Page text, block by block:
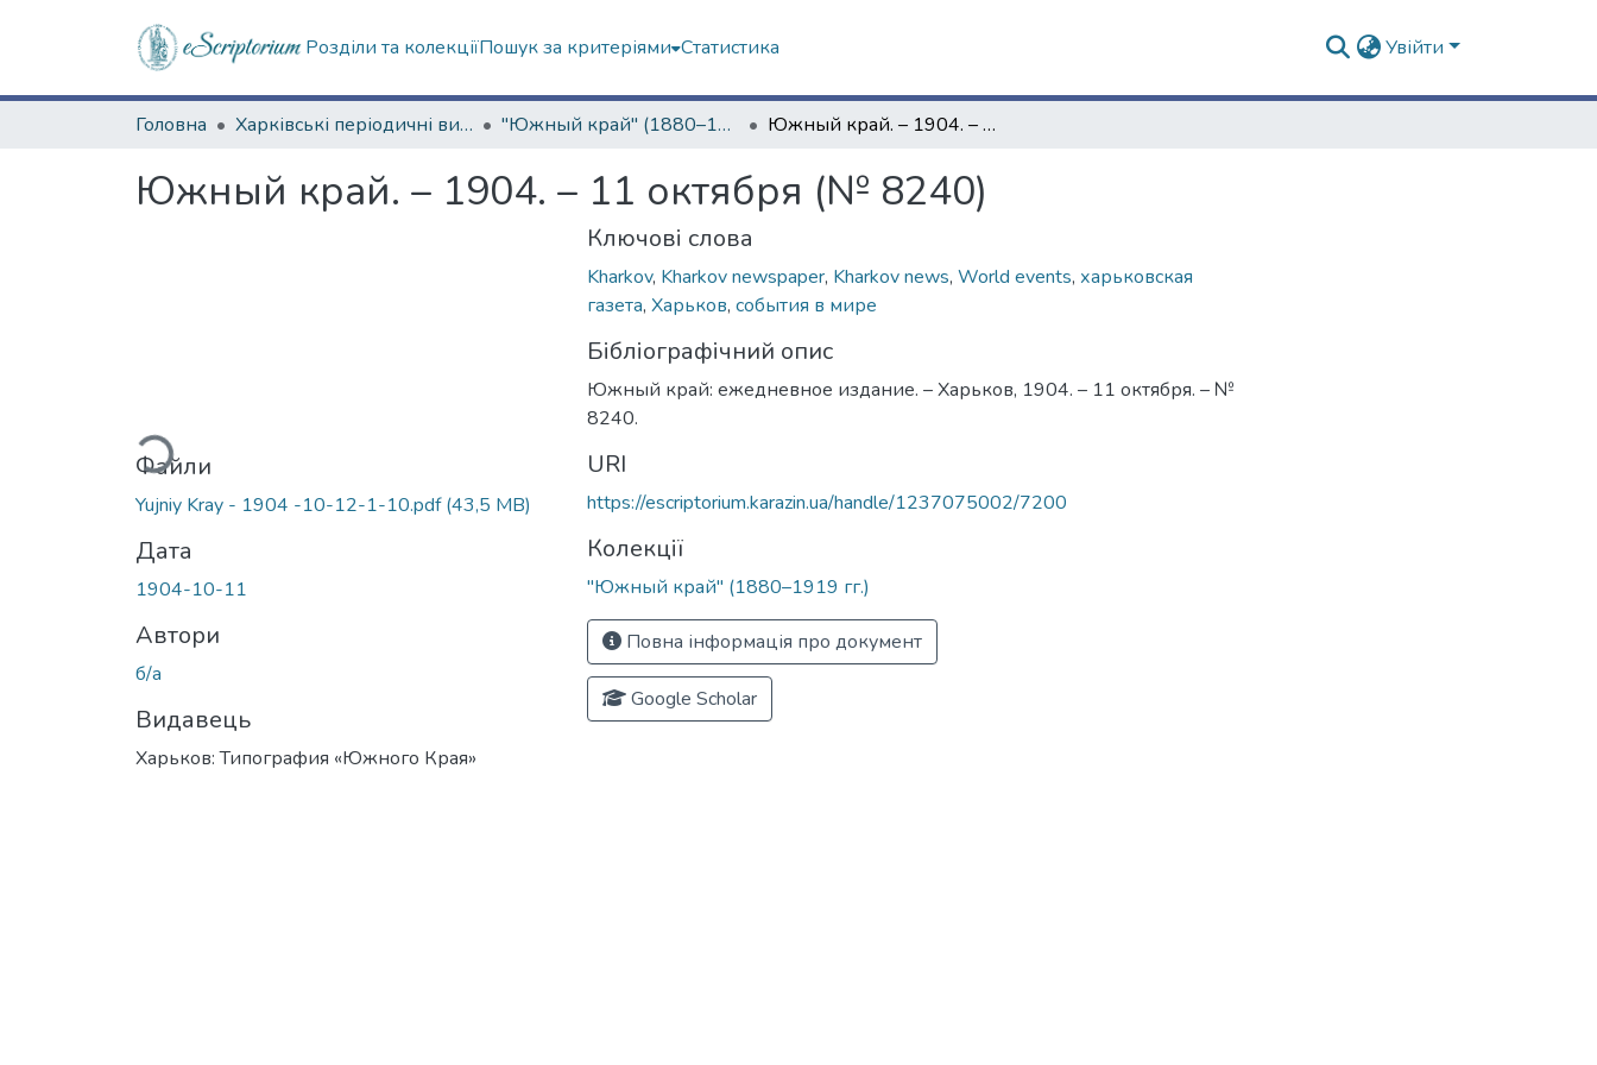
Розділи та колекціїПошук за критеріями Статистика Увійти
Головна Харківські періодичні видання "Южный край" (1880–1919 гг.) Южный край. – 1904. – 11 октября (№ 8240)
Южный край. – 1904. – 11 октября (№ 8240)
Вантажиться...
Файли
Yujniy Kray - 1904 -10-12-1-10.pdf(43,5 MB)
Дата
1904-10-11
Автори
б/а
Видавець
Харьков: Типография «Южного Края»
Ключові слова
Kharkov, Kharkov newspaper, Kharkov news, World events, харьковская
газета, Харьков, события в мире
Бібліографічний опис
Южный край: ежедневное издание. – Харьков, 1904. – 11 октября. – №
8240.
URI
https://escriptorium.karazin.ua/handle/1237075002/7200
Колекції
"Южный край" (1880–1919 гг.)
Повна інформація про документ
Google Scholar